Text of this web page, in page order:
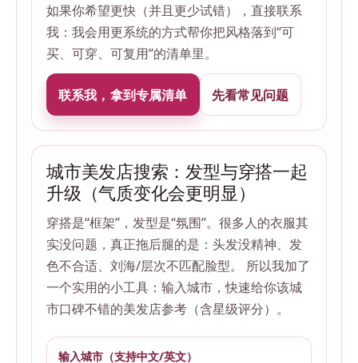
如果你希望更快（并且更少试错），直接联系
我：我会用更系统的方式帮你把风格落到“可
买、可穿、可复用”的清单里。
联系我，拿到专属清单 先看常见问题
城市美发店搜索：发型与穿搭一起
升级（气质变化会更明显）
穿搭是“框架”，发型是“氛围”。很多人的衣服其
实没问题，真正拖后腿的是：头发没精神、发
色不合适、刘海/层次不匹配脸型。 所以我加了
一个实用的小工具：输入城市，快速给你该城
市口碑不错的美发店参考（含星级评分）。
输入城市（支持中文/英文）